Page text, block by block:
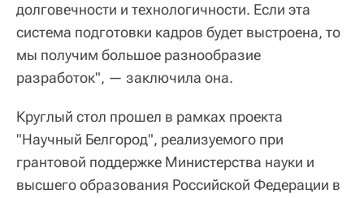
долговечности и технологичности. Если эта
система подготовки кадров будет выстроена, то
мы получим большое разнообразие
разработок", — заключила она.
Круглый стол прошел в рамках проекта
"Научный Белгород", реализуемого при
грантовой поддержке Министерства науки и
высшего образования Российской Федерации в